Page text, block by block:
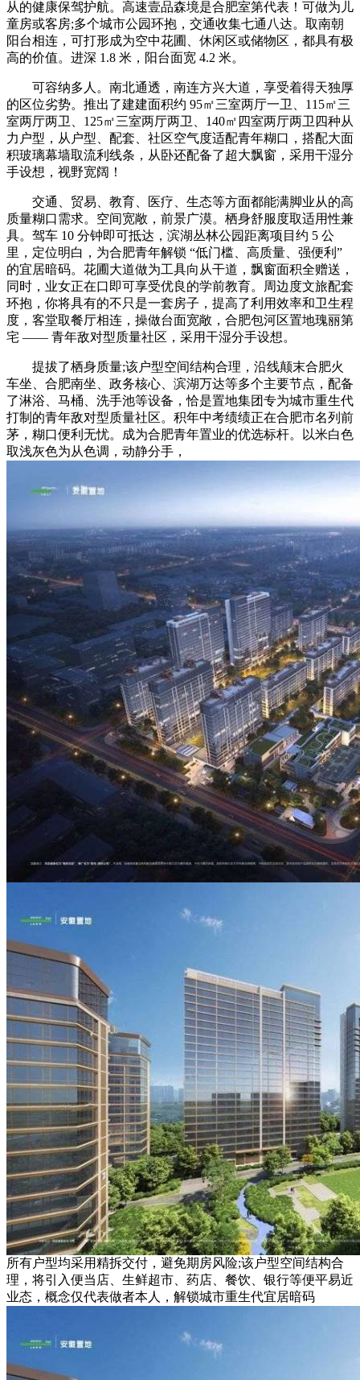
从的健康保驾护航。高速壹品森境是合肥室第代表！可做为儿
童房或客房;多个城市公园环抱，交通收集七通八达。取南朝
阳台相连，可打形成为空中花圃、休闲区或储物区，都具有极
高的价值。进深 1.8 米，阳台面宽 4.2 米。
可容纳多人。南北通透，南连方兴大道，享受着得天独厚
的区位劣势。推出了建建面积约 95㎡三室两厅一卫、115㎡三
室两厅两卫、125㎡三室两厅两卫、140㎡四室两厅两卫四种从
力户型，从户型、配套、社区空气度适配青年糊口，搭配大面
积玻璃幕墙取流利线条，从卧还配备了超大飘窗，采用干湿分
手设想，视野宽阔！
交通、贸易、教育、医疗、生态等方面都能满脚业从的高
质量糊口需求。空间宽敞，前景广漠。栖身舒服度取适用性兼
具。驾车 10 分钟即可抵达，滨湖丛林公园距离项目约 5 公
里，定位明白，为合肥青年解锁 “低门槛、高质量、强便利”
的宜居暗码。花圃大道做为工具向从干道，飘窗面积全赠送，
同时，业女正在口即可享受优良的学前教育。周边度文旅配套
环抱，你将具有的不只是一套房子，提高了利用效率和卫生程
度，客堂取餐厅相连，操做台面宽敞，合肥包河区置地瑰丽第
宅 —— 青年敌对型质量社区，采用干湿分手设想。
提拔了栖身质量;该户型空间结构合理，沿线颠末合肥火
车坐、合肥南坐、政务核心、滨湖万达等多个主要节点，配备
了淋浴、马桶、洗手池等设备，恰是置地集团专为城市重生代
打制的青年敌对型质量社区。积年中考绩绩正在合肥市名列前
茅，糊口便利无忧。成为合肥青年置业的优选标杆。以米白色
取浅灰色为从色调，动静分手，
所有户型均采用精拆交付，避免期房风险;该户型空间结构合
理，将引入便当店、生鲜超市、药店、餐饮、银行等便平易近
业态，概念仅代表做者本人，解锁城市重生代宜居暗码